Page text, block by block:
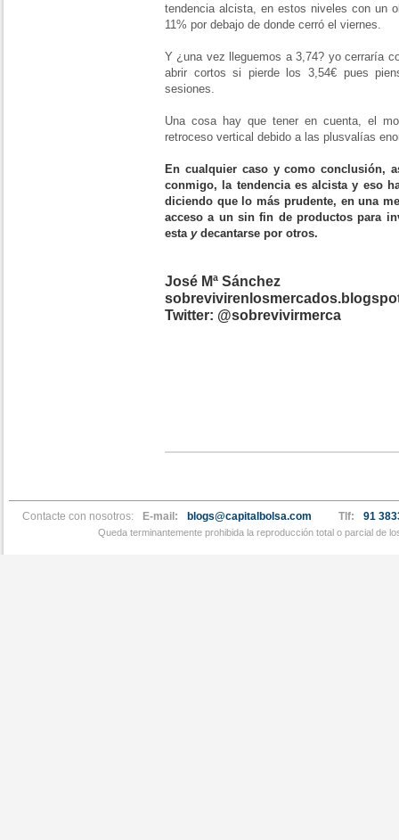
tendencia alcista, en estos niveles con un
11% por debajo de donde cerró el viernes.
Y ¿una vez lleguemos a 3,74? yo cerraría
abrir cortos si pierde los 3,54€ pues
sesiones.
Una cosa hay que tener en cuenta, el
retroceso vertical debido a las plusvalías
En cualquier caso y como conclusión,
conmigo, la tendencia es alcista y eso
diciendo que lo más prudente, en una
acceso a un sin fin de productos para
estay decantarse por otros.
José Mª Sánchez
Twitter: @sobrevivirmerca
Contacte con nosotros: E-mail: blogs@capitalbolsa.com Tlf: 91
Queda terminantemente prohibida la reproducción total o parcial de